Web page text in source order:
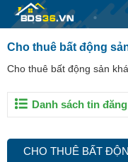
Cho thuê bất động
Cho thuê bất động sản
Danh sách tin đăng
CHO THUÊ BẤT